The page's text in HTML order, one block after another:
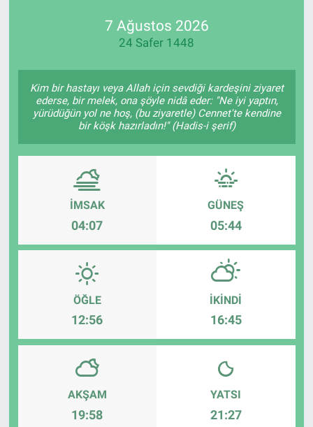
7 Ağustos 2026
24 Safer 1448
Kim bir hastayı veya Allah için sevdiği kardeşini ziyaret
ederse, bir melek, ona şöyle nidâ eder: "Ne iyi yaptın,
yürüdüğün yol ne hoş, (bu ziyaretle) Cennet'te kendine
bir köşk hazırladın!" (Hadis-i şerif)
İMSAK
04:07
GÜNEŞ
05:44
ÖĞLE
12:56
İKINDI
16:45
AKŞAM
19:58
YATSI
21:27
Son Dakika Haberleri